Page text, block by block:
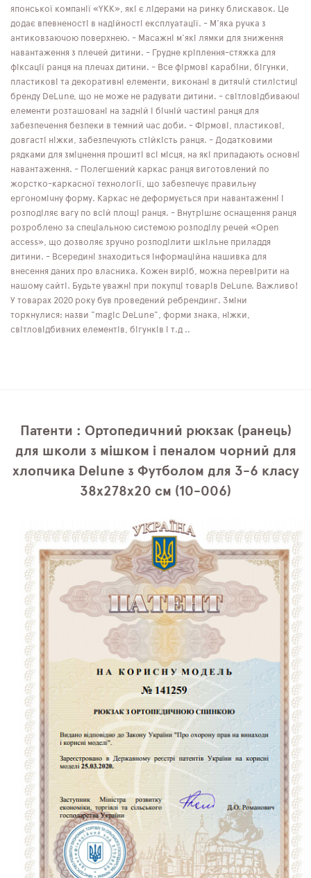
японської компанії «YKK», які є лідерами на ринку блискавок. Це
додає впевненості в надійності експлуатації. - М'яка ручка з
антиковзаючою поверхнею. - Масажні м'які лямки для зниження
навантаження з плечей дитини. - Грудне кріплення-стяжка для
фіксації ранця на плечах дитини. - Все фірмові карабіни, бігунки,
пластикові та декоративні елементи, виконані в дитячій стилістиці
бренду DeLune, що не може не радувати дитини. - світловідбиваючі
елементи розташовані на задній і бічній частині ранця для
забезпечення безпеки в темний час доби. - Фірмові, пластикові,
довгасті ніжки, забезпечують стійкість ранця. - Додатковими
рядками для зміцнення прошиті всі місця, на які припадають основні
навантаження. - Полегшений каркас ранця виготовлений по
жорстко-каркасної технології, що забезпечує правильну
ергономічну форму. Каркас не деформується при навантаженні і
розподіляє вагу по всій площі ранця. - Внутрішнє оснащення ранця
розроблено за спеціальною системою розподілу речей «Open
access», що дозволяє зручно розподілити шкільне приладдя
дитини. - Всередині знаходиться інформаційна нашивка для
внесення даних про власника. Кожен виріб, можна перевірити на
нашому сайті. Будьте уважні при покупці товарів DeLune. Важливо!
У товарах 2020 року був проведений ребрендинг. Зміни
торкнулися: назви "magic DeLune", форми знака, ніжки,
світловідбивних елементів, бігунків і т.д ..
Патенти : Ортопедичний рюкзак (ранець)
для школи з мішком і пеналом чорний для
хлопчика Delune з Футболом для 3-6 класу
38х278х20 см (10-006)